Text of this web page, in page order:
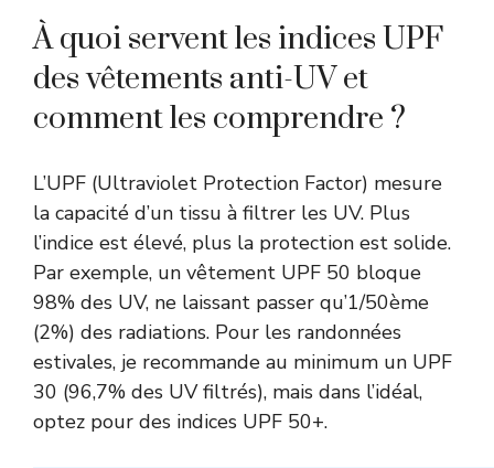
À quoi servent les indices UPF
des vêtements anti-UV et
comment les comprendre ?
L’UPF (Ultraviolet Protection Factor) mesure
la capacité d’un tissu à filtrer les UV. Plus
l’indice est élevé, plus la protection est solide.
Par exemple, un vêtement UPF 50 bloque
98% des UV, ne laissant passer qu’1/50ème
(2%) des radiations. Pour les randonnées
estivales, je recommande au minimum un UPF
30 (96,7% des UV filtrés), mais dans l’idéal,
optez pour des indices UPF 50+.